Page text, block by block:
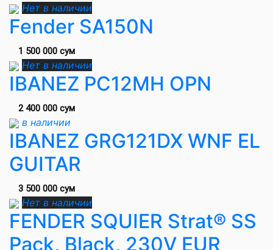
Нет в наличии
Fender SA150N
1 500 000 сум
Нет в наличии
IBANEZ PC12MH OPN
2 400 000 сум
в наличии
IBANEZ GRG121DX WNF EL
GUITAR
3 500 000 сум
Нет в наличии
FENDER SQUIER Strat® SS
Pack, Black, 230V EUR